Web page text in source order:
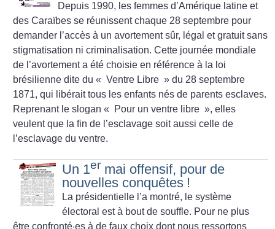
Depuis 1990, les femmes d’Amérique latine et
des Caraïbes se réunissent chaque 28 septembre pour
demander l’accès à un avortement sûr, légal et gratuit sans
stigmatisation ni criminalisation. Cette journée mondiale
de l’avortement a été choisie en référence à la loi
brésilienne dite du « Ventre Libre » du 28 septembre
1871, qui libérait tous les enfants nés de parents esclaves.
Reprenant le slogan «
Pour un ventre libre », elles
veulent que la fin de l’esclavage soit aussi celle de
l’esclavage du ventre.
Un 1er mai offensif, pour de
nouvelles conquêtes !
La présidentielle l’a montré, le système
électoral est à bout de souffle. Pour ne plus
être confronté·es à de faux choix dont nous ressortons